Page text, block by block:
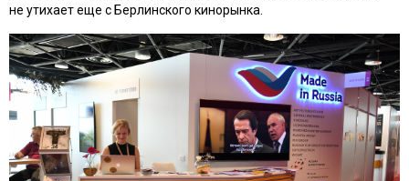
не утихает еще с Берлинского кинорынка.